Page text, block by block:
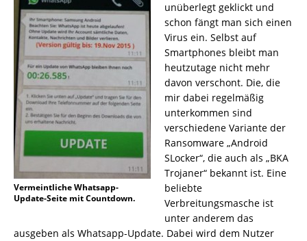
Vermeintliche Whatsapp-
Update-Seite mit Countdown.
unüberlegt geklickt und
schon fängt man sich einen
Virus ein. Selbst auf
Smartphones bleibt man
heutzutage nicht mehr
davon verschont. Die, die
mir dabei regelmäßig
unterkommen sind
verschiedene Variante der
Ransomware „Android
SLocker“, die auch als „BKA
Trojaner“ bekannt ist. Eine
beliebte
Verbreitungsmasche ist
unter anderem das
ausgeben als Whatsapp-Update. Dabei wird dem Nutzer